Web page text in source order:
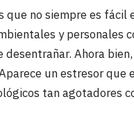
que no siempre es
y personales
Ahora
un estresor que
tan agotadores